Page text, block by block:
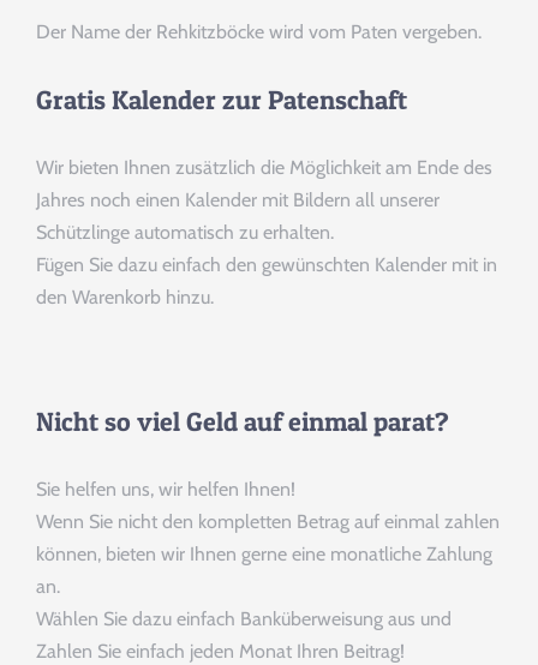
Der Name der Rehkitzböcke wird vom Paten vergeben.
Gratis Kalender zur Patenschaft
Wir bieten Ihnen zusätzlich die Möglichkeit am Ende des
Jahres noch einen Kalender mit Bildern all unserer
Schützlinge automatisch zu erhalten.
Fügen Sie dazu einfach den gewünschten Kalender mit in
den Warenkorb hinzu.
Nicht so viel Geld auf einmal parat?
Sie helfen uns, wir helfen Ihnen!
Wenn Sie nicht den kompletten Betrag auf einmal zahlen
können, bieten wir Ihnen gerne eine monatliche Zahlung
an.
Wählen Sie dazu einfach Banküberweisung aus und
Zahlen Sie einfach jeden Monat Ihren Beitrag!